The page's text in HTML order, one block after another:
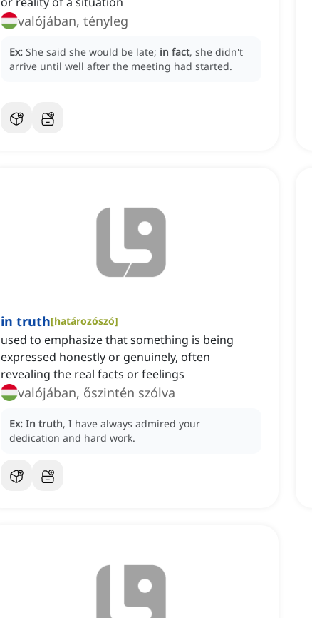
valójában, tényleg
Ex: She said she would be late; in fact, she didn't
arrive until well after the meeting had started.
in truth[határozószó]
used to emphasize that something is being
expressed honestly or genuinely, often
revealing the real facts or feelings
valójában, őszintén szólva
Ex: In truth, I have always admired your
dedication and hard work.